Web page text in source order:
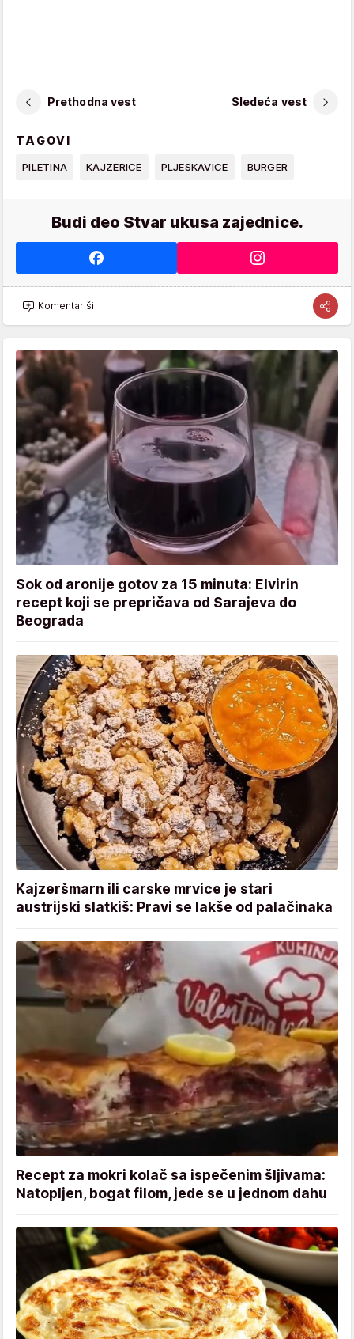
Prethodna vest Sledeća vest
TAGOVI
PILETINA KAJZERICE PLJESKAVICE BURGER
Budi deo Stvar ukusa zajednice.
Komentariši
Sok od aronije gotov za 15 minuta: Elvirin
recept koji se prepričava od Sarajeva do
Beograda
Kajzeršmarn ili carske mrvice je stari
austrijski slatkiš: Pravi se lakše od palačinaka
Recept za mokri kolač sa ispečenim šljivama:
Natopljen, bogat filom, jede se u jednom dahu